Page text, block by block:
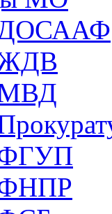
ДОСААФ
ЖДВ
МВД
ФГУП
ФНПР